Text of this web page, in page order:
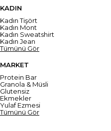
KADIN
Kadın Tişört
Kadın Mont
Kadın Sweatshirt
Kadın Jean
Tümünü Gör
MARKET
Protein Bar
Granola & Müsli
Glutensiz
Ekmekler
Yulaf Ezmesi
Tümünü Gör